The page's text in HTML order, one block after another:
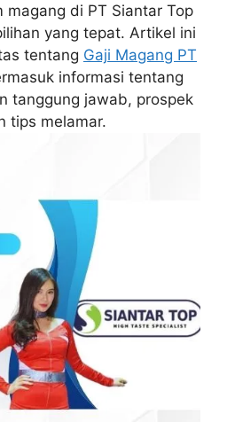
magang di PT Siantar Top
yang tepat. Artikel ini
tentang Gaji Magang PT
informasi tentang
tanggung jawab, prospek
tips melamar.